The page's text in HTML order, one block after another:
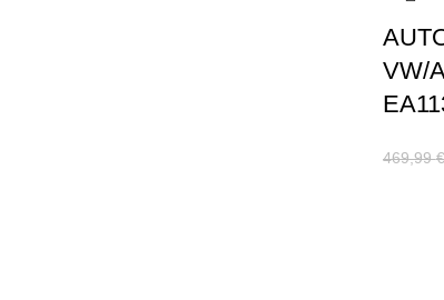
VW/
469,99€